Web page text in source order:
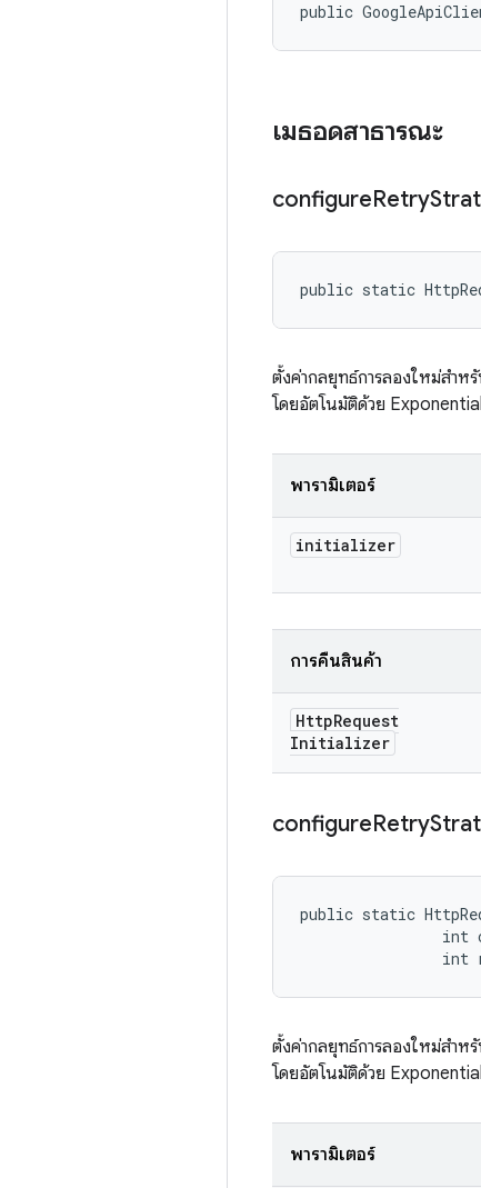
public
เมธอดสาธารณะ
configureRetry
public static
ตั้งค่ากลยุทธ์การลองใหม่สำห
โดยอัตโนมัติด้วย
พารามิเตอร์
initializer
การคืนสินค้า
HttpRequest
Initializer
configureRetry
public static
int
int
ตั้งค่ากลยุทธ์การลองใหม่สำห
โดยอัตโนมัติด้วย
พารามิเตอร์